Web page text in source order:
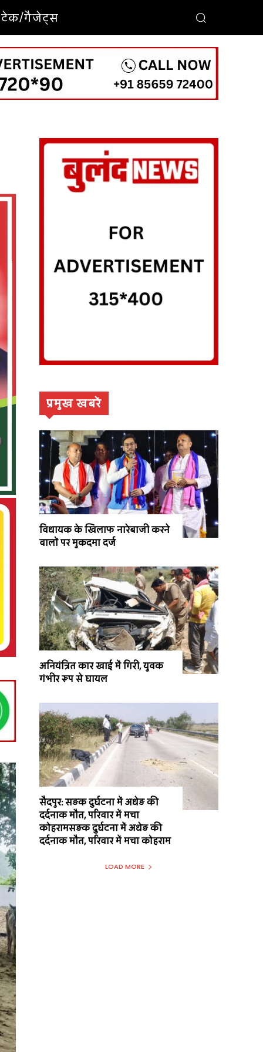
टेक/गैजेट्स
प्रमुख खबरें
विधायक के खिलाफ नारेबाजी करने
वालों पर मुकदमा दर्ज
अनियंत्रित कार खाई में गिरी, युवक
गंभीर रूप से घायल
सैदपुर: सड़क दुर्घटना में अधेड़ की
दर्दनाक मौत, परिवार में मचा
कोहरामसड़क दुर्घटना में अधेड़ की
दर्दनाक मौत, परिवार में मचा कोहराम
LOAD MORE